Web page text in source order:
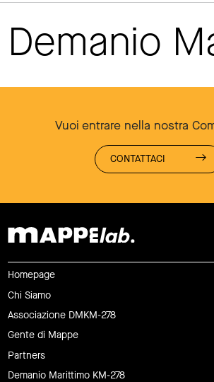
Demanio
Vuoi entrare nella nostra
CONTATTACI
Homepage
Chi Siamo
Associazione DMKM-278
Gente di Mappe
Partners
Demanio Marittimo KM-278